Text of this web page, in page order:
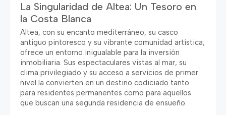
La Singularidad de Altea: Un Tesoro en
la Costa Blanca
Altea, con su encanto mediterráneo, su casco
antiguo pintoresco y su vibrante comunidad artística,
ofrece un entorno inigualable para la inversión
inmobiliaria. Sus espectaculares vistas al mar, su
clima privilegiado y su acceso a servicios de primer
nivel la convierten en un destino codiciado tanto
para residentes permanentes como para aquellos
que buscan una segunda residencia de ensueño.